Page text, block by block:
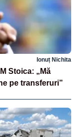
Ionuț Nichita
Stoica: „Mă
pe transferuri”